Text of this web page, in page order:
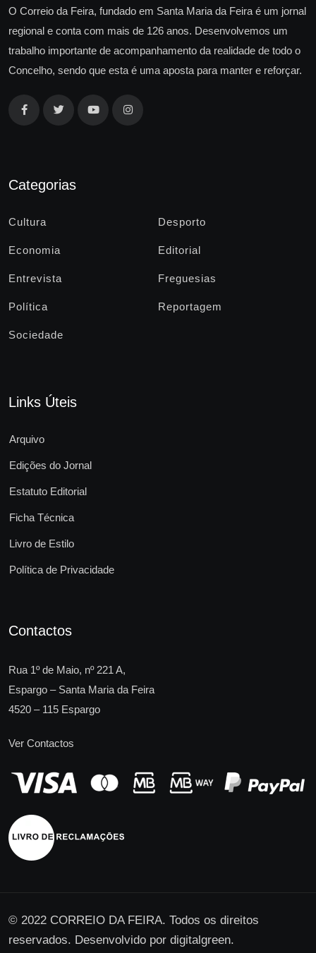
O Correio da Feira, fundado em Santa Maria da Feira é um jornal
regional e conta com mais de 126 anos. Desenvolvemos um
trabalho importante de acompanhamento da realidade de todo o
Concelho, sendo que esta é uma aposta para manter e reforçar.
Categorias
Cultura Desporto
Economia Editorial
Entrevista Freguesias
Política Reportagem
Sociedade
Links Úteis
Arquivo
Edições do Jornal
Estatuto Editorial
Ficha Técnica
Livro de Estilo
Política de Privacidade
Contactos
Rua 1º de Maio, nº 221 A,
Espargo – Santa Maria da Feira
4520 – 115 Espargo
Ver Contactos
© 2022 CORREIO DA FEIRA. Todos os direitos
reservados. Desenvolvido por digitalgreen.